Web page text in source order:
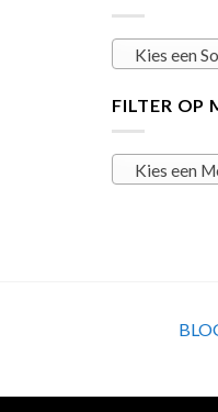
Kies een
FILTER OP
Kies een